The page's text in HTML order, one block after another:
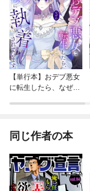
【単行本】おデブ悪女
に転生したら、なぜか
同じ作者の本